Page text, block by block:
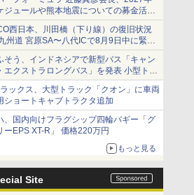
ジュールや熊本地震についての募金活動
西日本、川田橋（下り線）の復旧状況
州道 宮原SA〜八代ICで8月9日中に緊急
通行可能に
そう、インドネシアで新型バス「キャン
エクストラロングバス」を発表 小型トラ
ースの観光・旅客輸送向けバス
ックス、大型トラック「クオン」に車両
ショートキャブトラクタ追加
、国内向けフラグシップ四輪バギー「グ
ーEPS XT-R」 価格220万円
もっと見る
Site